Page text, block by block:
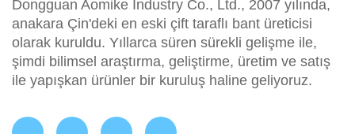
Dongguan Aomike Industry Co., Ltd., 2007 yılında,
anakara Çin'deki en eski çift taraflı bant üreticisi
olarak kuruldu. Yıllarca süren sürekli gelişme ile,
şimdi bilimsel araştırma, geliştirme, üretim ve satış
ile yapışkan ürünler bir kuruluş haline geliyoruz.